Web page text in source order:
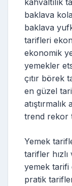
baklava
baklava
tarifleri
ekonomik
yemekler
çıtır börek
en güzel
trend rekor
Yemek
tarifler
yemek tarifi
pratik